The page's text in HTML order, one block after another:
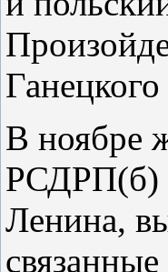
В ноябре
РСДРП(б)
Ленина,